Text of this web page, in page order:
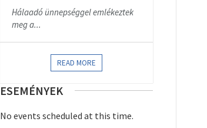
Hálaadó ünnepséggel emlékeztek
meg a...
READ MORE
ESEMÉNYEK
No events scheduled at this time.